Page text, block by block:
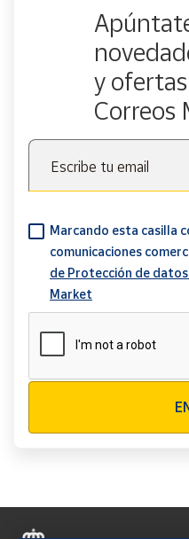
y
Correos
Escribe tu email
Marcando esta casilla
comunicaciones
de Protección de
Market